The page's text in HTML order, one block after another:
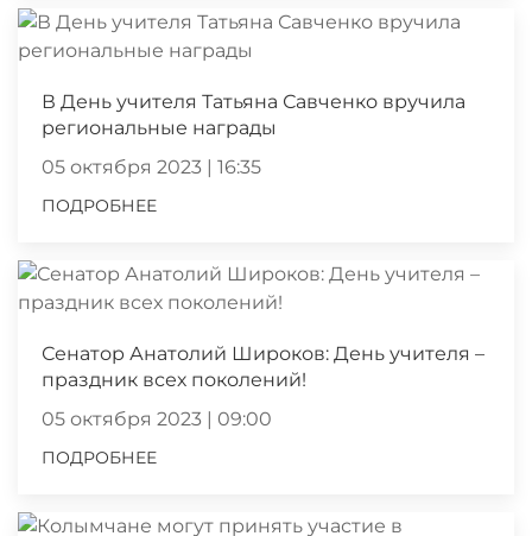
В День учителя Татьяна Савченко вручила
региональные награды
05 октября 2023 | 16:35
ПОДРОБНЕЕ
Сенатор Анатолий Широков: День учителя –
праздник всех поколений!
05 октября 2023 | 09:00
ПОДРОБНЕЕ